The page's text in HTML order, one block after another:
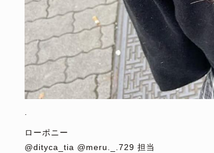
.
ローポニー
@dityca_tia @meru._.729 担当